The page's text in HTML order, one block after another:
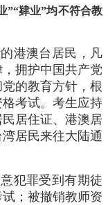
”“肄业”均不符合教
港澳台居民，凡
拥护中国共产党
的教育方针，根
考试。考生应持
居住证、港澳居
居民来往大陆通
犯罪受到有期徒
；被撤销教师资